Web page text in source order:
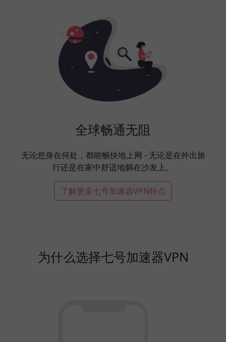
全球畅通无阻
无论您身在何处，都能畅快地上网 - 无论是在外出旅
行还是在家中舒适地躺在沙发上。
了解更多七号加速器VPN特点
为什么选择七号加速器VPN